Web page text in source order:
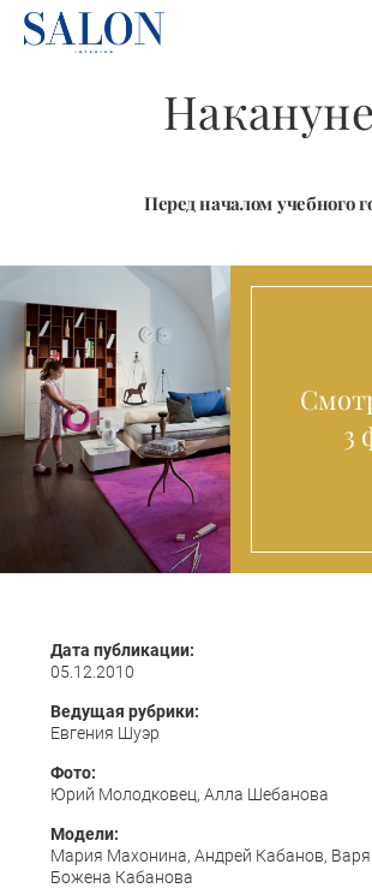
Накануне
Перед началом учебного
3
Дата публикации:
05.12.2010
Ведущая рубрики:
Евгения Шуэр
Фото:
Юрий Молодковец, Алла Шебанова
Модели:
Мария Махонина, Андрей Кабанов,
Божена Кабанова